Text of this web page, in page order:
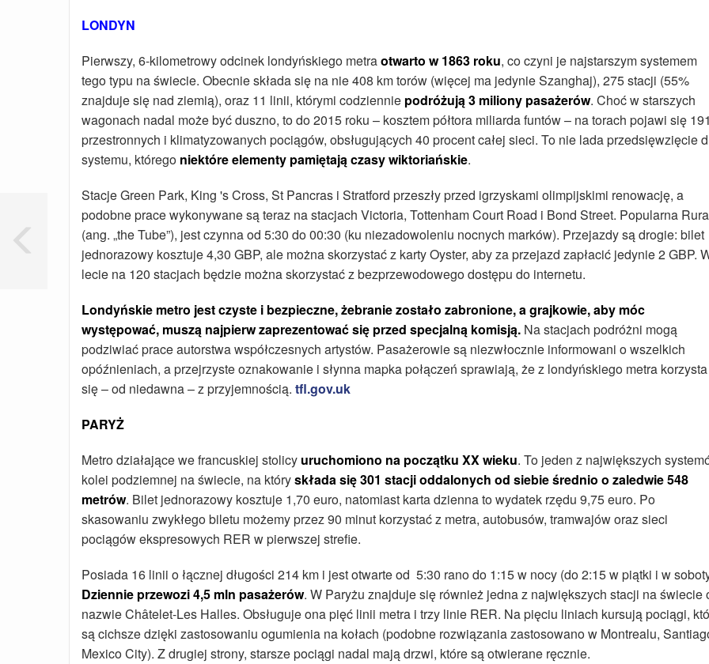
LONDYN
Pierwszy, 6-kilometrowy odcinek londyńskiego metraotwarto w 1863 roku, co czyni je najstarszym systemem
tego typu na świecie. Obecnie składa się na nie 408 km torów (więcej ma jedynie Szanghaj), 275 stacji (55%
znajduje się nad ziemią), oraz 11 linii, którymi codziennie podróżują 3 miliony pasażerów. Choć w starszych
wagonach nadal może być duszno, to do 2015 roku – kosztem półtora miliarda funtów – na torach pojawi się 191
przestronnych i klimatyzowanych pociągów, obsługujących 40 procent całej sieci. To nie lada przedsięwzięcie
systemu, którego niektóre elementy pamiętają czasy wiktoriańskie.
Stacje Green Park, King 's Cross, St Pancras i Stratford przeszły przed igrzyskami olimpijskimi renowację, a
podobne prace wykonywane są teraz na stacjach Victoria, Tottenham Court Road i Bond Street. Popularna Rura
(ang. „the Tube”), jest czynna od 5:30 do 00:30 (ku niezadowoleniu nocnych marków). Przejazdy są drogie: bilet
jednorazowy kosztuje 4,30 GBP, ale można skorzystać z karty Oyster, aby za przejazd zapłacić jedynie 2 GBP.
lecie na 120 stacjach będzie można skorzystać z bezprzewodowego dostępu do internetu.
Londyńskie metro jest czyste i bezpieczne, żebranie zostało zabronione, a grajkowie, aby móc
występować, muszą najpierw zaprezentować się przed specjalną komisją. Na stacjach podróżni mogą
podziwiać prace autorstwa współczesnych artystów. Pasażerowie są niezwłocznie informowani o wszelkich
opóźnieniach, a przejrzyste oznakowanie i słynna mapka połączeń sprawiają, że z londyńskiego metra korzysta
się – od niedawna – z przyjemnością. tfl.gov.uk
PARYŻ
Metro działające we francuskiej stolicy uruchomiono na początku XX wieku. To jeden z największych
kolei podziemnej na świecie, na któryskłada się 301 stacji oddalonych od siebie średnio o zaledwie 548
metrów. Bilet jednorazowy kosztuje 1,70 euro, natomiast karta dzienna to wydatek rzędu 9,75 euro. Po
skasowaniu zwykłego biletu możemy przez 90 minut korzystać z metra, autobusów, tramwajów oraz sieci
pociągów ekspresowych RER w pierwszej strefie.
Posiada 16 linii o łącznej długości 214 km i jest otwarte od 5:30 rano do 1:15 w nocy (do 2:15 w piątki i w
Dziennie przewozi 4,5 mln pasażerów. W Paryżu znajduje się również jedna z największych stacji na świecie
nazwie Châtelet-Les Halles. Obsługuje ona pięć linii metra i trzy linie RER. Na pięciu liniach kursują pociągi,
są cichsze dzięki zastosowaniu ogumienia na kołach (podobne rozwiązania zastosowano w Montrealu,
Mexico City). Z drugiej strony, starsze pociągi nadal mają drzwi, które są otwierane ręcznie.